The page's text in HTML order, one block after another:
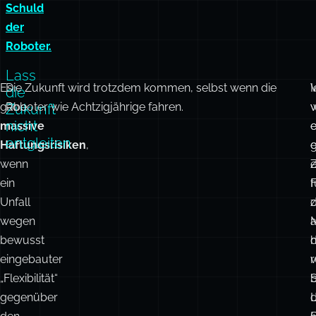
Schuld
der
Roboter.
Es
gäbe
massive
Haftungsrisiken,
wenn
ein
Unfall
wegen
bewusst
eingebauter
„Flexibilität“
gegenüber
Lass
die
Zukunft
nicht
entgleiten
Die Zukunft wird trotzdem kommen, selbst wenn die
Roboter wie Achtzigjährige fahren.